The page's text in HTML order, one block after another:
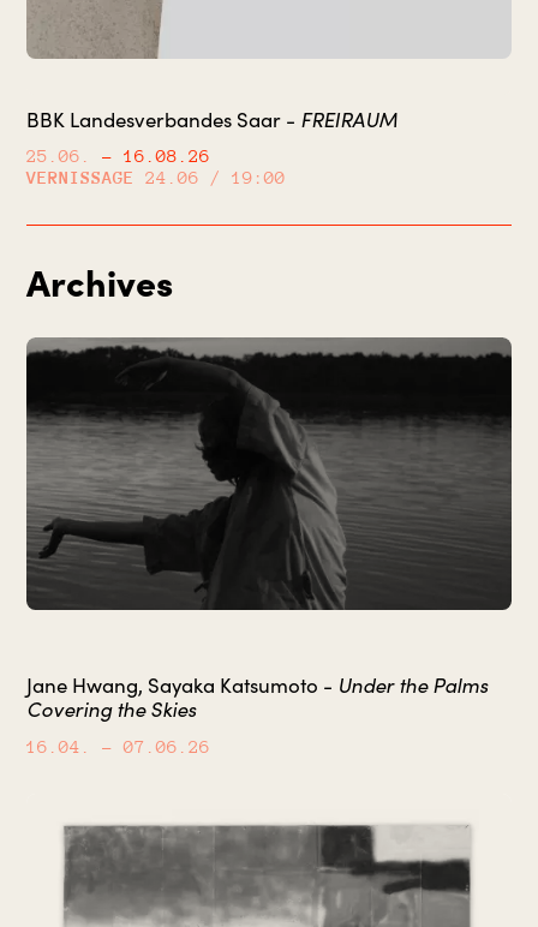
BBK Landesverbandes Saar - FREIRAUM
25.06.
– 16.08.26
VERNISSAGE
24.06 / 19:00
Archives
Jane Hwang, Sayaka Katsumoto - Under the Palms
Covering the Skies
16.04. – 07.06.26